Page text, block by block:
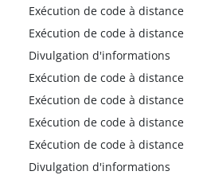
Exécution de code à distance
Exécution de code à distance
Divulgation d'informations
Exécution de code à distance
Exécution de code à distance
Exécution de code à distance
Exécution de code à distance
Divulgation d'informations